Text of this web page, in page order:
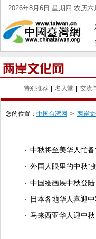
2026年8月6日 星期四 农历六
特别推荐 名人堂 交流
您的位置： 中国台湾网 > 两岸
中秋将至美华人忙
外国人眼里的中秋“
中国绘画展中秋登
日本各地华人喜迎
马来西亚华人迎中